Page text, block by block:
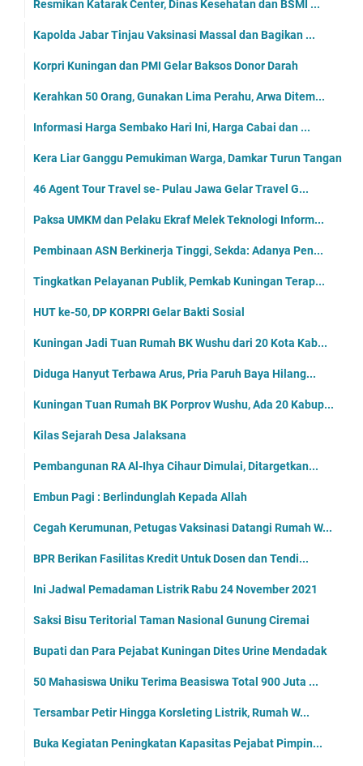
Resmikan Katarak Center, Dinas Kesehatan dan BSMI ...
Kapolda Jabar Tinjau Vaksinasi Massal dan Bagikan ...
Korpri Kuningan dan PMI Gelar Baksos Donor Darah
Kerahkan 50 Orang, Gunakan Lima Perahu, Arwa Ditem...
Informasi Harga Sembako Hari Ini, Harga Cabai dan ...
Kera Liar Ganggu Pemukiman Warga, Damkar Turun Tangan
46 Agent Tour Travel se- Pulau Jawa Gelar Travel G...
Paksa UMKM dan Pelaku Ekraf Melek Teknologi Inform...
Pembinaan ASN Berkinerja Tinggi, Sekda: Adanya Pen...
Tingkatkan Pelayanan Publik, Pemkab Kuningan Terap...
HUT ke-50, DP KORPRI Gelar Bakti Sosial
Kuningan Jadi Tuan Rumah BK Wushu dari 20 Kota Kab...
Diduga Hanyut Terbawa Arus, Pria Paruh Baya Hilang...
Kuningan Tuan Rumah BK Porprov Wushu, Ada 20 Kabup...
Kilas Sejarah Desa Jalaksana
Pembangunan RA Al-Ihya Cihaur Dimulai, Ditargetkan...
Embun Pagi : Berlindunglah Kepada Allah
Cegah Kerumunan, Petugas Vaksinasi Datangi Rumah W...
BPR Berikan Fasilitas Kredit Untuk Dosen dan Tendi...
Ini Jadwal Pemadaman Listrik Rabu 24 November 2021
Saksi Bisu Teritorial Taman Nasional Gunung Ciremai
Bupati dan Para Pejabat Kuningan Dites Urine Mendadak
50 Mahasiswa Uniku Terima Beasiswa Total 900 Juta ...
Tersambar Petir Hingga Korsleting Listrik, Rumah W...
Buka Kegiatan Peningkatan Kapasitas Pejabat Pimpin...